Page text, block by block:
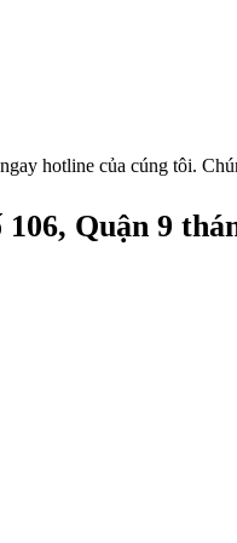
hotline của cúng tôi.
Quận 9